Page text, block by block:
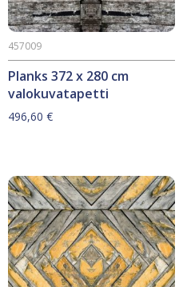
Planks 372 x 280 cm
valokuvatapetti
457009
496,60 €